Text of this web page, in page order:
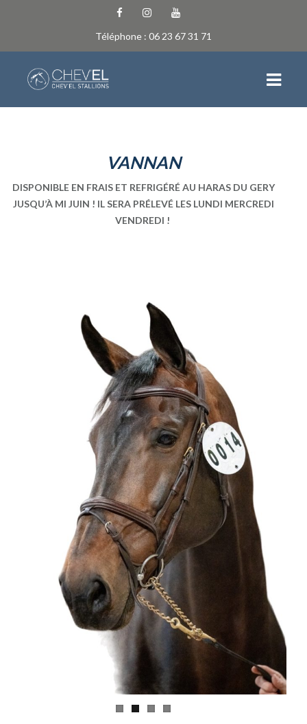
Téléphone : 06 23 67 31 71
L’ÉCURIE
QUI SOMMES-NOUS
CHEVAUX
ÉTALONS PERFORMERS
VANNAN
DISPONIBLE EN FRAIS ET REFRIGÉRÉ AU HARAS DU GERY
JUSQU’À MI JUIN ! IL SERA PRÉLEVÉ LES LUNDI MERCREDI
VENDREDI !